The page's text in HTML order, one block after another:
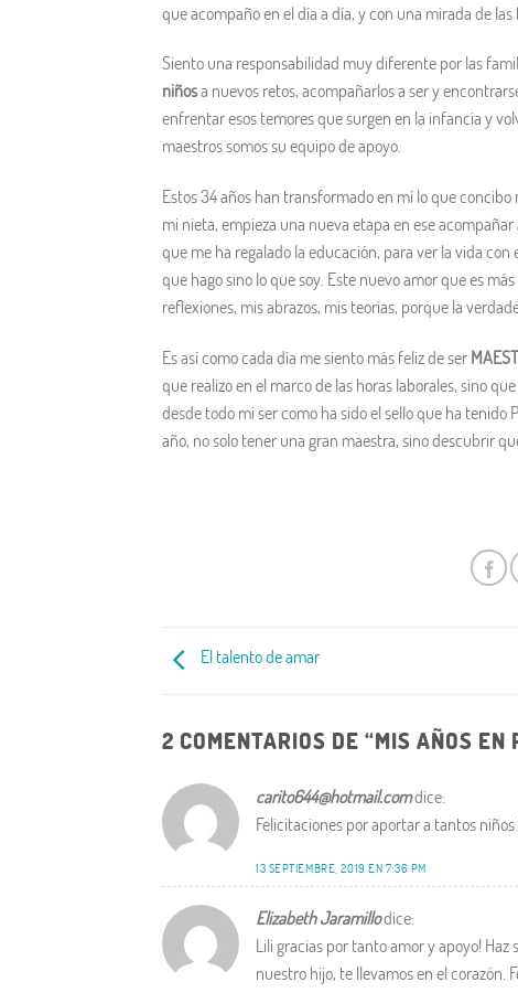
que acompaño en el día a día, y con una mirada de las
Siento una responsabilidad muy diferente por las
niñosa nuevos retos, acompañarlos a ser y
enfrentar esos temores que surgen en la infancia y
maestros somos su equipo de apoyo.
Estos 34 años han transformado en mí lo que
mi nieta, empieza una nueva etapa en ese
que me ha regalado la educación, para ver la vida
que hago sino lo que soy. Este nuevo amor que es
reflexiones, mis abrazos, mis teorías, porque la
Es así como cada día me siento más feliz de ser
que realizo en el marco de las horas laborales, sino
desde todo mi ser como ha sido el sello que ha tenido
año, no solo tener una gran maestra, sino descubrir
El talento de amar
2 COMENTARIOS DE “MIS AÑOS EN
carito644@hotmail.comdice:
Felicitaciones por aportar a tantos
13 SEPTIEMBRE, 2019 EN 7:36 PM
Elizabeth Jaramillodice:
Lili gracias por tanto amor y apoyo!
nuestro hijo, te llevamos en el corazón.